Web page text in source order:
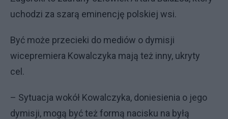
uchodzi za szarą eminencję polskiej wsi.
Być może przecieki do mediów o dymisji
wicepremiera Kowalczyka mają też inny, ukryty
cel.
– Sytuacja wokół Kowalczyka, doniesienia o jego
dymisji, mogą być też formą nacisku na byłą